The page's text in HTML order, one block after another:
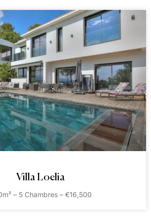
Villa Loelia
– 5 Chambres – €16,500